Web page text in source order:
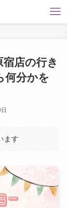
店の行き
何分かを
ます